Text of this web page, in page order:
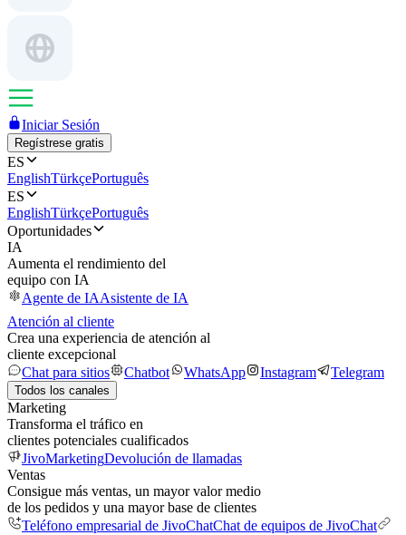
Iniciar Sesión
Regístrese gratis
ES
EnglishTürkçePortuguês
ES
EnglishTürkçePortuguês
Oportunidades
IA
Aumenta el rendimiento del
equipo con IA
Agente de IAAsistente de IA
Atención al cliente
Crea una experiencia de atención al
cliente excepcional
Chat para sitios
Chatbot WhatsApp Instagram Telegram
Todos los canales
Marketing
Transforma el tráfico en
clientes potenciales cualificados
JivoMarketingDevolución de llamadas
Ventas
Consigue más ventas, un mayor valor medio
de los pedidos y una mayor base de clientes
Teléfono empresarial de JivoChatChat de equipos de JivoChat